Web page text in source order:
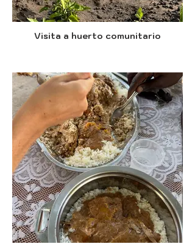
Visita a huerto comunitario